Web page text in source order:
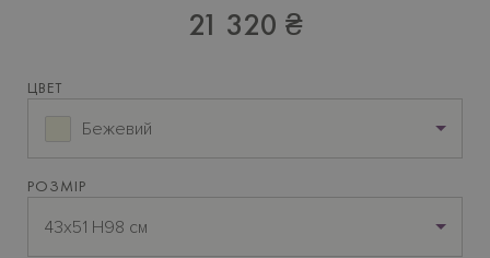
21 320 ₴
ЦВЕТ
Бежевий
РОЗМІР
43х51 H98 см